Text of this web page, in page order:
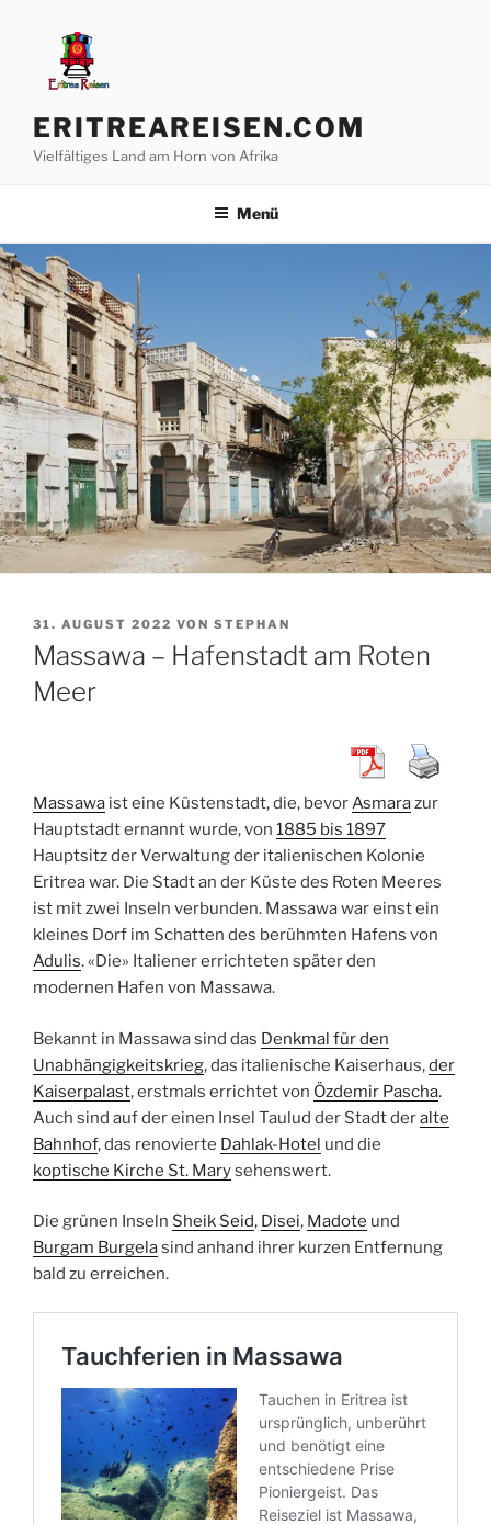
springen
ERITREAREISEN.COM
Vielfältiges Land am Horn von Afrika
Menü
VERÖFFENTLICHT
AM
31. AUGUST 2022 VON STEPHAN
Massawa – Hafenstadt am Roten
Meer
Massawa ist eine Küstenstadt, die, bevorAsmarazur
Hauptstadt ernannt wurde, von 1885 bis 1897
Hauptsitz der Verwaltung der italienischen Kolonie
Eritrea war. Die Stadt an der Küste des Roten Meeres
ist mit zwei Inseln verbunden. Massawa war einst ein
kleines Dorf im Schatten des berühmten Hafens von
Adulis. «Die» Italiener errichteten später den
modernen Hafen von Massawa.
Bekannt in Massawa sind das Denkmal für den
Unabhängigkeitskrieg, das italienische Kaiserhaus,der
Kaiserpalast, erstmals errichtet von Özdemir Pascha.
Auch sind auf der einen Insel Taulud der Stadt deralte
Bahnhof, das renovierte Dahlak-Hotel und die
koptische Kirche St. Marysehenswert.
Die grünen Inseln Sheik Seid, Disei, Madote und
Burgam Burgelasind anhand ihrer kurzen Entfernung
bald zu erreichen.